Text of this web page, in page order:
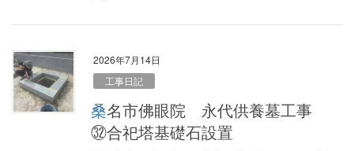
2026年7月14日
工事日記
桑名市佛眼院 永代供養墓工事
㉜合祀塔基礎石設置